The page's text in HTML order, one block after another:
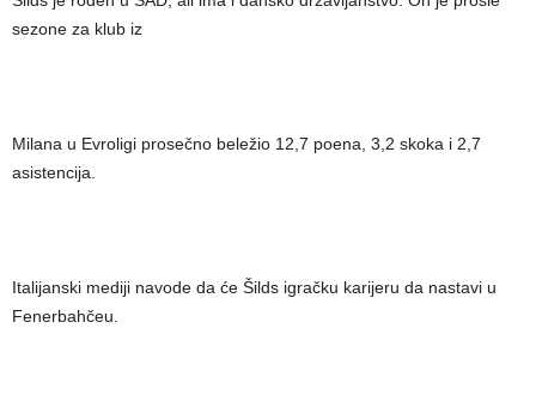
sezone za klub iz
Milana u Evroligi prosečno beležio 12,7 poena, 3,2 skoka i 2,7
asistencija.
Italijanski mediji navode da će Šilds igračku karijeru da nastavi u
Fenerbahčeu.